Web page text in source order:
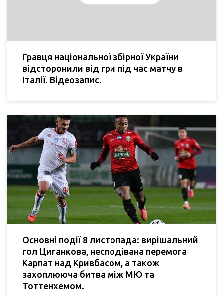
Гравця національної збірної України
відсторонили від гри під час матчу в
Італії. Відеозапис.
Основні події 8 листопада: вирішальний
гол Циганкова, несподівана перемога
Карпат над Кривбасом, а також
захоплююча битва між МЮ та
Тоттенхемом.